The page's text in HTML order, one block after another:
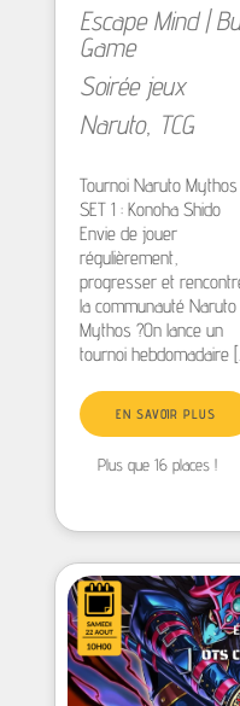
Escape Mind |
Game
Soirée jeux
Naruto, TCG
Tournoi Naruto
SET 1 : Konoha Shido
Envie de jouer
régulièrement,
progresser et
la communauté Naruto
Mythos ?On lance un
tournoi hebdomadaire
EN SAVOIR PLUS
Plus que 16 places !